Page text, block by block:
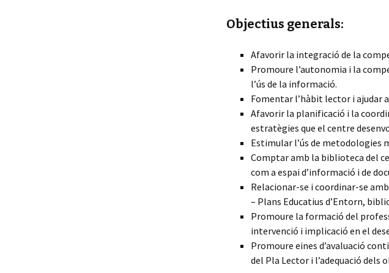
Objectius generals:
Afavorir la integració de la
Promoure l’autonomia i la
l’ús de la informació.
Fomentar l’hàbit lector i ajudar
Afavorir la planificació i la
estratègies que el centre
Estimular l’ús de metodologies
Comptar amb la biblioteca del
com a espai d’informació i de
Relacionar-se i coordinar-se
– Plans Educatius d’Entorn,
Promoure la formació del
intervenció i implicació en el
Promoure eines d’avaluació
del Pla Lector i l’adequació dels